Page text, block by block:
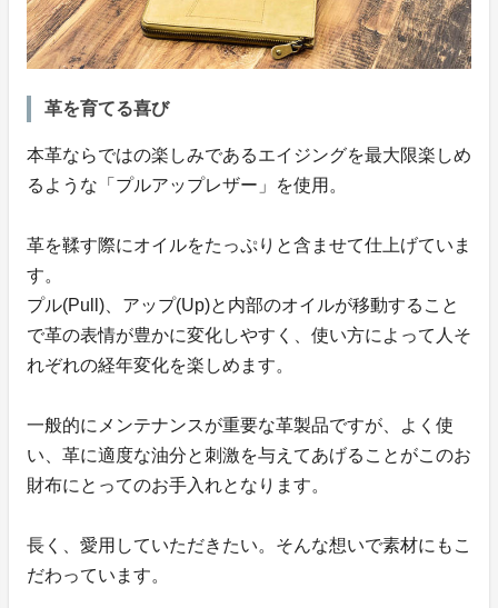
革を育てる喜び
本革ならではの楽しみであるエイジングを最大限楽しめ
るような「プルアップレザー」を使用。
革を鞣す際にオイルをたっぷりと含ませて仕上げていま
す。
プル(Pull)、アップ(Up)と内部のオイルが移動すること
で革の表情が豊かに変化しやすく、使い方によって人そ
れぞれの経年変化を楽しめます。
一般的にメンテナンスが重要な革製品ですが、よく使
い、革に適度な油分と刺激を与えてあげることがこのお
財布にとってのお手入れとなります。
長く、愛用していただきたい。そんな想いで素材にもこ
だわっています。